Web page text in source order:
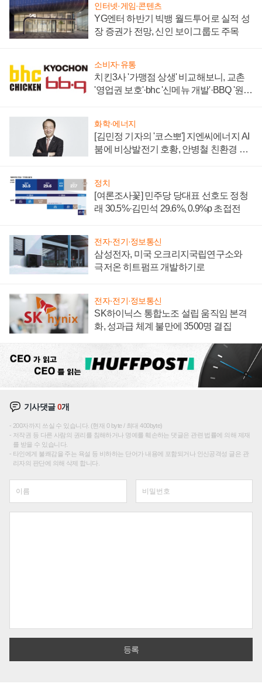
인터넷·게임·콘텐츠
YG엔터 하반기 빅뱅 월드투어로 실적 성
장 증권가 전망, 신인 보이그룹도 주목
소비자·유통
치킨3사 '가맹점 상생' 비교해보니, 교촌
'영업권 보호'·bhc '신메뉴 개발'·BBQ '원가
화학·에너지
[김민정 기자의 '코스뽀'] 지엔씨에너지 AI
붐에 비상발전기 호황, 안병철 친환경 에
정치
[여론조사꽃] 민주당 당대표 선호도 정청
래 30.5%·김민석 29.6%, 0.9%p 초접전
전자·전기·정보통신
삼성전자, 미국 오크리지국립연구소와
극저온 히트펌프 개발하기로
전자·전기·정보통신
SK하이닉스 통합노조 설립 움직임 본격
화, 성과급 체계 불만에 3500명 결집
기사댓글0개
200자까지 쓰실 수 있습니다. (현재 0 byte / 최대 400byte)
저작권 등 다른 사람의 권리를 침해하거나 명예를 훼손하는 댓글은 관련 법률에 의해 제재
를 받을 수 있습니다.
타인에게 불쾌감을 주는 욕설 등 비하하는 단어가 내용에 포함되거나 인신공격성 글은 관
리자의 판단에 의해 삭제 합니다.